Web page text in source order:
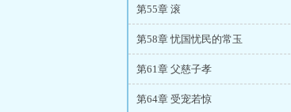
第55章 滚
第58章 忧国忧民的常玉
第61章 父慈子孝
第64章 受宠若惊